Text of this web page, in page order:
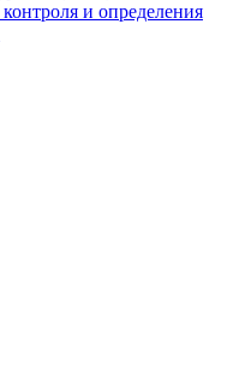
и определения